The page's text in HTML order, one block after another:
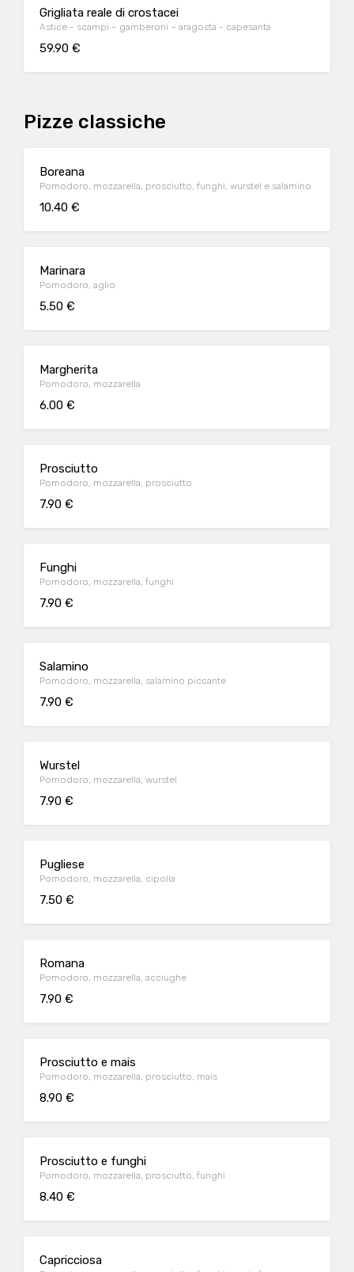
Grigliata reale di crostacei
Astice - scampi – gamberoni – aragosta - capesanta
59.90 €
Pizze classiche
Boreana
Pomodoro, mozzarella, prosciutto, funghi, wurstel e salamino
10.40 €
Marinara
Pomodoro, aglio
5.50 €
Margherita
Pomodoro, mozzarella
6.00 €
Prosciutto
Pomodoro, mozzarella, prosciutto
7.90 €
Funghi
Pomodoro, mozzarella, funghi
7.90 €
Salamino
Pomodoro, mozzarella, salamino piccante
7.90 €
Wurstel
Pomodoro, mozzarella, wurstel
7.90 €
Pugliese
Pomodoro, mozzarella, cipolla
7.50 €
Romana
Pomodoro, mozzarella, acciughe
7.90 €
Prosciutto e mais
Pomodoro, mozzarella, prosciutto, mais
8.90 €
Prosciutto e funghi
Pomodoro, mozzarella, prosciutto, funghi
8.40 €
Capricciosa